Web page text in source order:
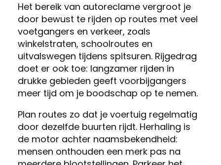
Het bereik van autoreclame vergroot je
door bewust te rijden op routes met veel
voetgangers en verkeer, zoals
winkelstraten, schoolroutes en
uitvalswegen tijdens spitsuren. Rijgedrag
doet er ook toe: langzamer rijden in
drukke gebieden geeft voorbijgangers
meer tijd om je boodschap op te nemen.
Plan routes zo dat je voertuig regelmatig
door dezelfde buurten rijdt. Herhaling is
de motor achter naamsbekendheid:
mensen onthouden een merk pas na